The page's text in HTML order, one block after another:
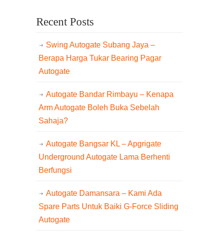
Recent Posts
Swing Autogate Subang Jaya –
Berapa Harga Tukar Bearing Pagar
Autogate
Autogate Bandar Rimbayu – Kenapa
Arm Autogate Boleh Buka Sebelah
Sahaja?
Autogate Bangsar KL – Apgrigate
Underground Autogate Lama Berhenti
Berfungsi
Autogate Damansara – Kami Ada
Spare Parts Untuk Baiki G-Force Sliding
Autogate